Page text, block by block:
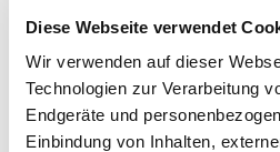
Diese Webseite verwendet
Wir verwenden auf dieser
Technologien zur Verarbeitung
Endgeräte und
Einbindung von Inhalten,
Vergangenheit noch für die
ermöglicht allein das
Arbeitsverhältnis mit dem
die Aufgabe zu, dem
gesetzeskonforme